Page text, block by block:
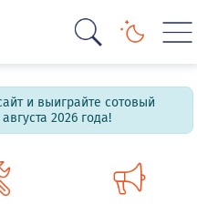
и выиграйте сотовый
2026 года!